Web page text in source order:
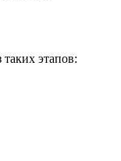
этапов: